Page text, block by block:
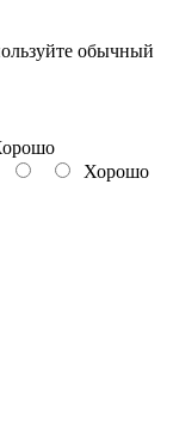
обычный
Хорошо